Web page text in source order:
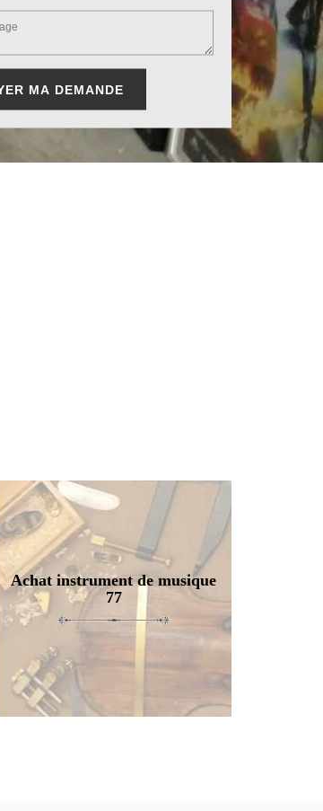
Achat instrument de musique
77